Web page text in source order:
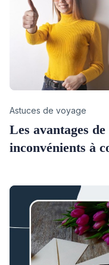
Category
Astuces de voyage
Les avantages
inconvénients à